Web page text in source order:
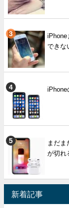
iPhone
できな
iPhone
まだ
が切れ
新着記事